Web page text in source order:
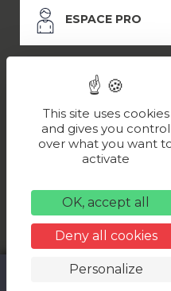
ESPACE PRO
ESPACE PRESSE
LES
Une
This site uses cookies
and gives you control
over what you want
activate
OK, accept all
Deny all cookies
Personalize